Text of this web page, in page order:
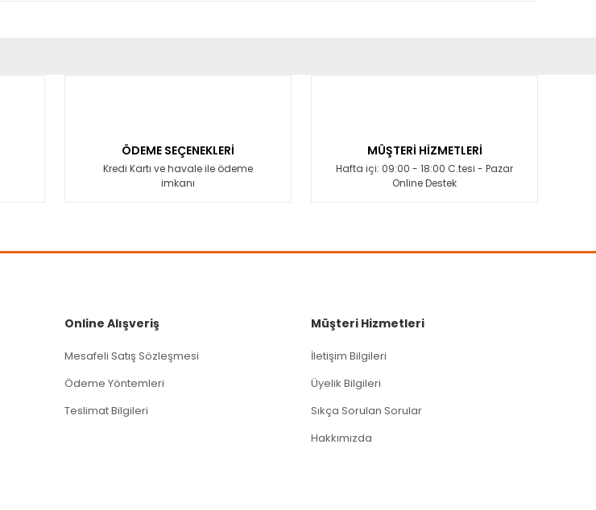
ÖDEME SEÇENEKLERİ
Kredi Kartı ve havale ile ödeme
imkanı
MÜŞTERİ HİZMETLERİ
Hafta içi: 09:00 - 18:00 C.tesi - Pazar
Online Destek
Online Alışveriş
Mesafeli Satış Sözleşmesi
Ödeme Yöntemleri
Teslimat Bilgileri
Müşteri Hizmetleri
İletişim Bilgileri
Üyelik Bilgileri
Sıkça Sorulan Sorular
Hakkımızda